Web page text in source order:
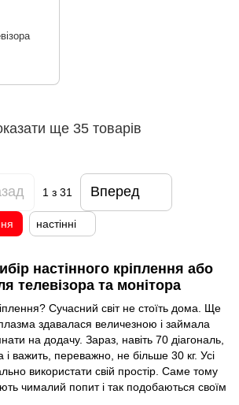
ще 35 товарів
1 з 31 Вперед
настінного кріплення або
телевізора та монітора
Сучасний світ не стоїть дома. Ще
здавалася величезною і займала
на додачу. Зараз, навіть 70 діагональ,
і важить, переважно, не більше 30 кг. Усі
використати свій простір. Саме тому
чималий попит і так подобаються своїм
настінні